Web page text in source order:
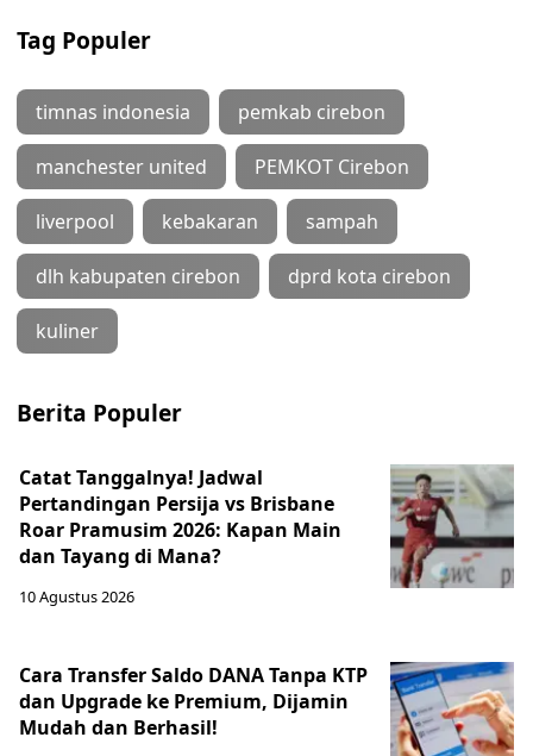
Tag Populer
timnas indonesia pemkab cirebon
manchester united PEMKOT Cirebon
liverpool kebakaran sampah
dlh kabupaten cirebon dprd kota cirebon
kuliner
Berita Populer
Catat Tanggalnya! Jadwal
Pertandingan Persija vs Brisbane
Roar Pramusim 2026: Kapan Main
dan Tayang di Mana?
10 Agustus 2026
Cara Transfer Saldo DANA Tanpa KTP
dan Upgrade ke Premium, Dijamin
Mudah dan Berhasil!